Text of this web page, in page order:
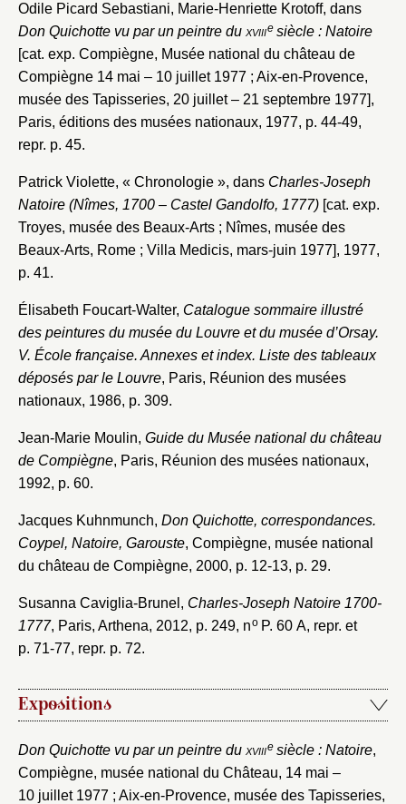
Odile Picard Sebastiani, Marie-Henriette Krotoff, dans
Don Quichotte vu par un peintre du xviiiesiècle : Natoire
[cat. exp. Compiègne, Musée national du château de
Compiègne 14 mai – 10 juillet 1977 ; Aix-en-Provence,
musée des Tapisseries, 20 juillet – 21 septembre 1977],
Paris, éditions des musées nationaux, 1977, p. 44-49,
repr. p. 45.
Patrick Violette, « Chronologie », dans Charles-Joseph
Natoire (Nîmes, 1700 – Castel Gandolfo, 1777) [cat. exp.
Troyes, musée des Beaux-Arts ; Nîmes, musée des
Beaux-Arts, Rome ; Villa Medicis, mars-juin 1977], 1977,
p. 41.
Élisabeth Foucart-Walter, Catalogue sommaire illustré
des peintures du musée du Louvre et du musée d’Orsay.
V. École française. Annexes et index. Liste des tableaux
déposés par le Louvre, Paris, Réunion des musées
nationaux, 1986, p. 309.
Jean-Marie Moulin, Guide du Musée national du château
de Compiègne, Paris, Réunion des musées nationaux,
1992, p. 60.
Jacques Kuhnmunch, Don Quichotte, correspondances.
Coypel, Natoire, Garouste, Compiègne, musée national
du château de Compiègne, 2000, p. 12-13, p. 29.
Susanna Caviglia-Brunel, Charles-Joseph Natoire 1700-
1777, Paris, Arthena, 2012, p. 249, noP. 60 A, repr. et
p. 71-77, repr. p. 72.
Expositions
Don Quichotte vu par un peintre du xviiiesiècle : Natoire,
Compiègne, musée national du Château, 14 mai –
10 juillet 1977 ; Aix-en-Provence, musée des Tapisseries,
Créer et ajouter
Envoyer
Vous n'êtes pas encore inscrit ?Créer un compte
Vous avez oublié votre mot de passe ?Cliquez ici